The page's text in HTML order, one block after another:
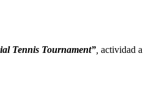
Tennis Tournament” actividad a